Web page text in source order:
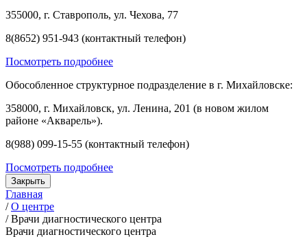
355000, г. Ставрополь, ул. Чехова, 77
8(8652) 951-943 (контактный телефон)
Посмотреть подробнее
Обособленное структурное подразделение в г. Михайловске:
358000, г. Михайловск, ул. Ленина, 201 (в новом жилом
районе «Акварель»).
8(988) 099-15-55 (контактный телефон)
Посмотреть подробнее
Закрыть
Главная
/ О центре
/ Врачи диагностического центра
Врачи диагностического центра